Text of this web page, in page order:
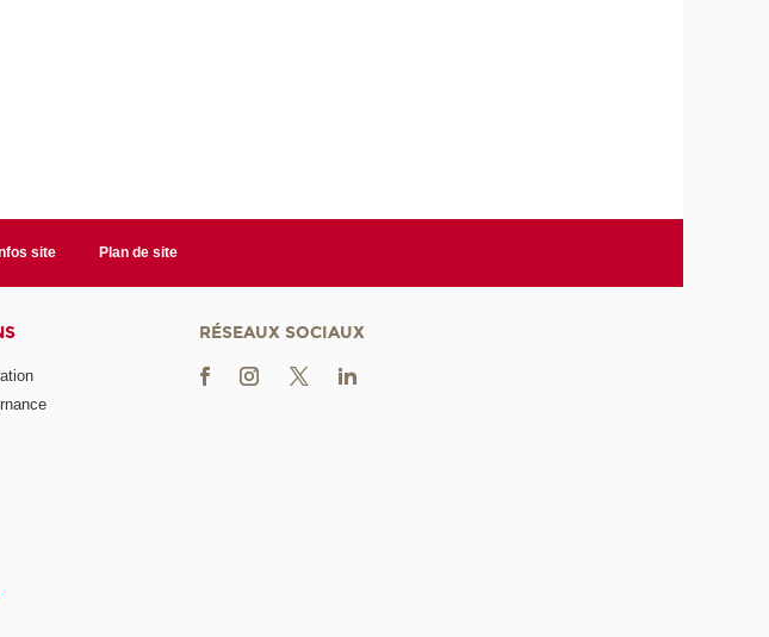
site Plan de site
RÉSEAUX SOCIAUX